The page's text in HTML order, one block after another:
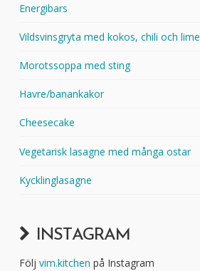
Energibars
Vildsvinsgryta med kokos, chili och lime
Morotssoppa med sting
Havre/banankakor
Cheesecake
Vegetarisk lasagne med många ostar
Kycklinglasagne
INSTAGRAM
Följ vim.kitchen på Instagram